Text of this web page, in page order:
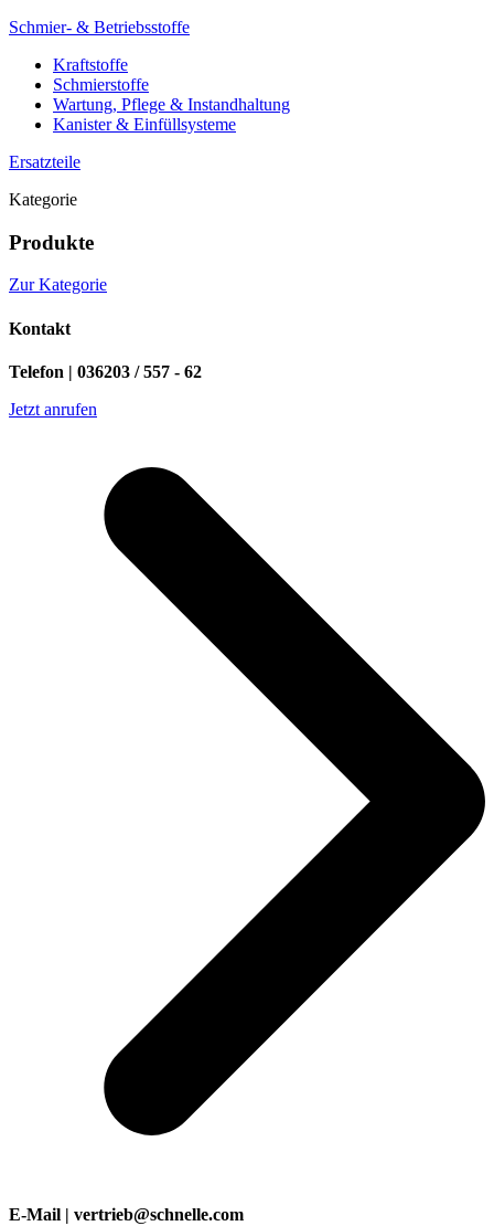
Schmier- & Betriebsstoffe
Kraftstoffe
Schmierstoffe
Wartung, Pflege & Instandhaltung
Kanister & Einfüllsysteme
Ersatzteile
Kategorie
Produkte
Zur Kategorie
Kontakt
Telefon | 036203 / 557 - 62
Jetzt anrufen
E-Mail | vertrieb@schnelle.com